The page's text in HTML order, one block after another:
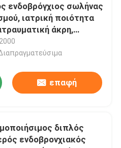
εναέριων διαδρόμων
σωλήνας
μονάδων λούμεν
ενδοβρόγχιος σωλήνας
ιατρική ποιότητα
άκρη,
EO,
OEM ODM
επαφή
διπλός
ενδοβρονχιακός